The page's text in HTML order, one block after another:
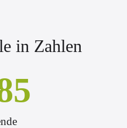
in Zahlen